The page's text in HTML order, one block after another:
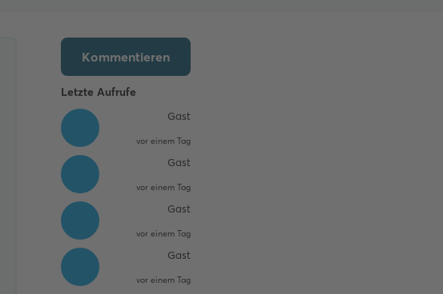
Kommentieren
Letzte Aufrufe
Gast
vor einem Tag
Gast
vor einem Tag
Gast
vor einem Tag
Gast
vor einem Tag